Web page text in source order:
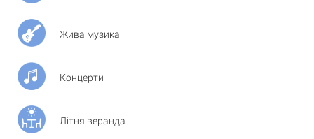
Жива музика
Концерти
Літня веранда